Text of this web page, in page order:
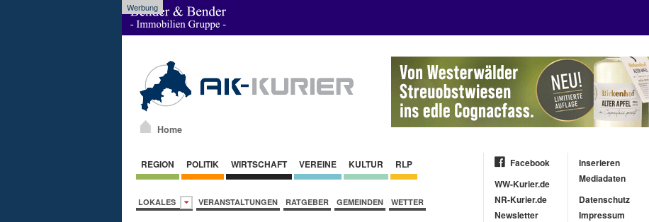
Werbung
Home
REGION POLITIK WIRTSCHAFT VEREINE KULTUR RLP
LOKALES VERANSTALTUNGEN RATGEBER GEMEINDEN WETTER
Facebook
WW-Kurier.de
NR-Kurier.de
Newsletter
Inserieren
Mediadaten
Datenschutz
Impressum